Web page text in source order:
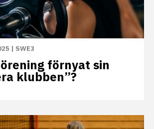
| SWE3
förnyat sin
klubben”?